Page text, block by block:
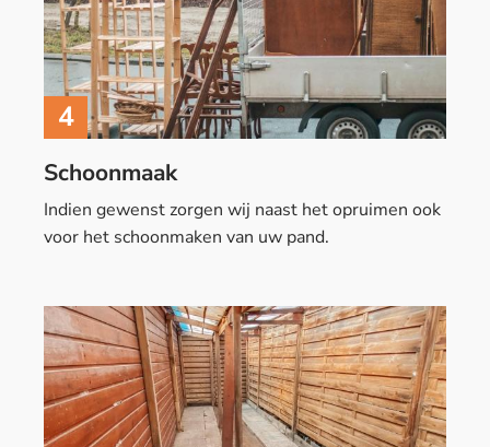
4
Indien gewenst zorgen wij naast het opruimen ook
voor het schoonmaken van uw pand.
Schoonmaak